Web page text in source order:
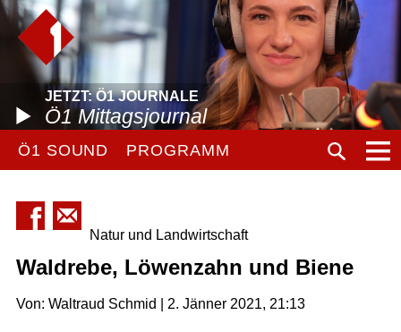
JETZT: Ö1 JOURNALE
Ö1 Mittagsjournal
Ö1 SOUND PROGRAMM
Natur und Landwirtschaft
Waldrebe, Löwenzahn und Biene
Von: Waltraud Schmid | 2. Jänner 2021, 21:13